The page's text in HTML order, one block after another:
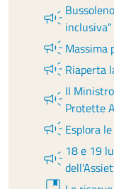
campaign inclusiva"
campaign Massima
campaign Riaperta
campaign Il
Protette
campaign Esplora
campaign 18 e 19